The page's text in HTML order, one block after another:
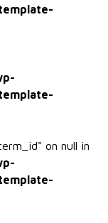
on null in